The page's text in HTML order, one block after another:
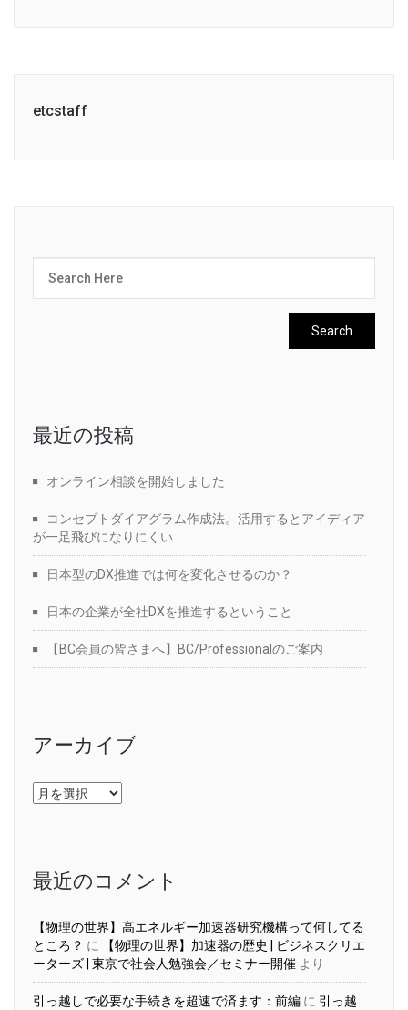
etcstaff
最近の投稿
オンライン相談を開始しました
コンセプトダイアグラム作成法。活用するとアイディア
が一足飛びになりにくい
日本型のDX推進では何を変化させるのか？
日本の企業が全社DXを推進するということ
【BC会員の皆さまへ】BC/Professionalのご案内
アーカイブ
ア
ー
最近のコメント
【物理の世界】高エネルギー加速器研究機構って何してる
ところ？ に
【物理の世界】加速器の歴史 | ビジネスクリエ
ーターズ | 東京で社会人勉強会／セミナー開催 より
引っ越しで必要な手続きを超速で済ます：前編 に 引っ越